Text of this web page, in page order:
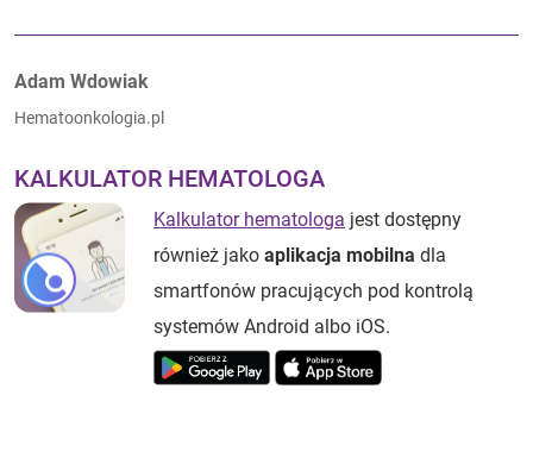
Autorzy:
Adam Wdowiak
Hematoonkologia.pl
KALKULATOR HEMATOLOGA
Kalkulator hematologa jest dostępny
również jako aplikacja mobilna dla
smartfonów pracujących pod kontrolą
systemów Android albo iOS.